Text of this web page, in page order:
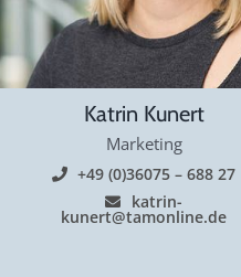
Katrin Kunert
Marketing
+49 (0)36075 – 688 27
katrin-
kunert@tamonline.de